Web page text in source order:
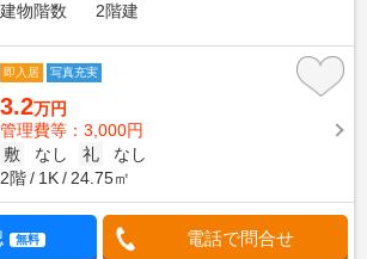
建物階数
2階建
即入居 写真充実
3.2万円
管理費等：3,000円
敷
なし 礼
なし
2階
1K 24.75㎡
無料 電話で問合せ